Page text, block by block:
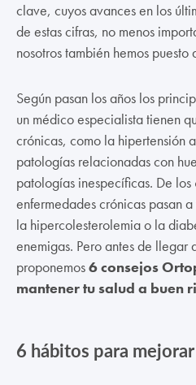
clave, cuyos avances en los
de estas cifras, no menos
nosotros también hemos puesto
Según pasan los años los
un médico especialista tienen
crónicas, como la hipertensión
patologías relacionadas con
patologías inespecíficas. De
enfermedades crónicas pasan
la hipercolesterolemia o la
enemigas. Pero antes de llegar
proponemos6 consejos
mantener tu salud a buen
6 hábitos para